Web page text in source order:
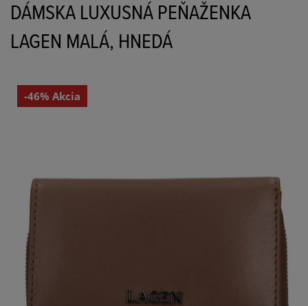
DÁMSKA LUXUSNÁ PEŇAŽENKA
LAGEN MALÁ, HNEDÁ
-46% Akcia